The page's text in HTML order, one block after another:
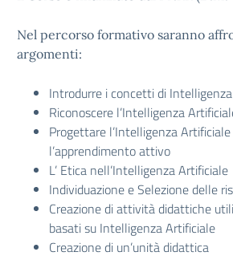
Nel percorso formativo saranno
argomenti:
Introdurre i concetti di
Riconoscere l’Intelligenza
Progettare l’Intelligenza
l’apprendimento attivo
L’ Etica nell’Intelligenza Artificiale
Individuazione e Selezione delle
Creazione di attività didattiche
basati su Intelligenza Artificiale
Creazione di un’unità didattica